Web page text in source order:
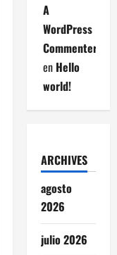
A
WordPress
Commenter
en Hello
world!
ARCHIVES
agosto
2026
julio 2026